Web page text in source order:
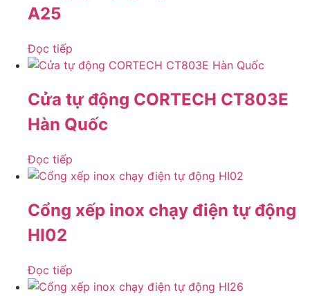
A25
Đọc tiếp
Cửa tự động CORTECH CT803E
Hàn Quốc
Đọc tiếp
Cổng xếp inox chạy điện tự động
HI02
Đọc tiếp